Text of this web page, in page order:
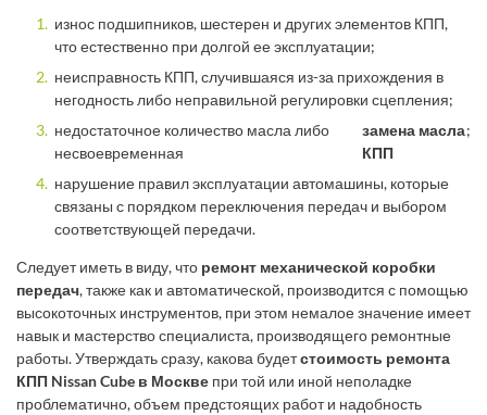
износ подшипников, шестерен и других элементов КПП,
что естественно при долгой ее эксплуатации;
неисправность КПП, случившаяся из-за прихождения в
негодность либо неправильной регулировки сцепления;
недостаточное количество масла либо
несвоевременная
замена масла
КПП
;
нарушение правил эксплуатации автомашины, которые
связаны с порядком переключения передач и выбором
соответствующей передачи.
Следует иметь в виду, что ремонт механической коробки
передач, также как и автоматической, производится с помощью
высокоточных инструментов, при этом немалое значение имеет
навык и мастерство специалиста, производящего ремонтные
работы. Утверждать сразу, какова будетстоимость ремонта
КПП Nissan Cube в Москве при той или иной неполадке
проблематично, объем предстоящих работ и надобность